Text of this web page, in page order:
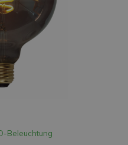
Beleuchtung